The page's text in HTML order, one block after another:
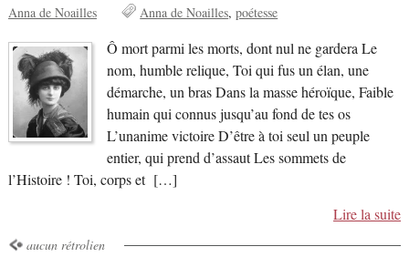
Anna de Noailles
Anna de Noailles poétesse
Ô mort parmi les morts, dont nul ne gardera Le
nom, humble relique, Toi qui fus un élan, une
démarche, un bras Dans la masse héroïque, Faible
humain qui connus jusqu’au fond de tes os
L’unanime victoire D’être à toi seul un peuple
entier, qui prend d’assaut Les sommets de
l’Histoire ! Toi, corps et […]
Lire la suite
aucun rétrolien